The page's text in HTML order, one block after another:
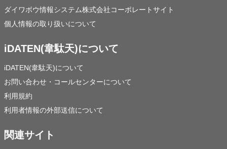
ダイワボウ情報システム株式会社コーポレートサイト
個人情報の取り扱いについて
iDATEN(韋駄天)について
iDATEN(韋駄天)について
お問い合わせ・コールセンターについて
利用規約
利用者情報の外部送信について
関連サイト